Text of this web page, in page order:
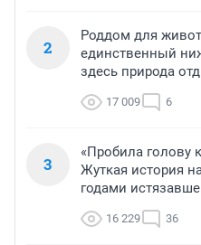
2
Роддом для
единственный
здесь природа
17 009 6
3
«Пробила голову
Жуткая история
годами
16 229 36